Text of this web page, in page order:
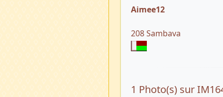
Aimee12
208 Sambava
1 Photo(s) sur